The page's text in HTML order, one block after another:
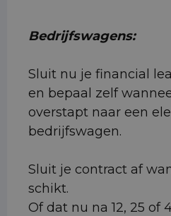
Bedrijfswagens:
Sluit nu je financial
en bepaal zelf
overstapt naar een
bedrijfswagen.
Sluit je contract af
schikt.
Of dat nu na 12, 25 of